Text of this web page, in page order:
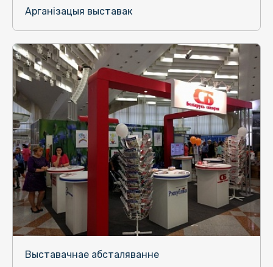
Арганізацыя выставак
Выставачнае абсталяванне